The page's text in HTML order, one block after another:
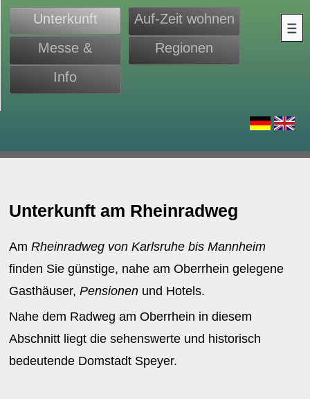
Unterkunft
Auf-Zeit wohnen
Messe &
Monteure
Regionen
Info
Unterkunft am Rheinradweg
AmRheinradweg von Karlsruhe bis Mannheim
finden Sie günstige, nahe am Oberrhein gelegene
Gasthäuser,Pensionen und Hotels.
Nahe dem Radweg am Oberrhein in diesem
Abschnitt liegt die sehenswerte und historisch
bedeutende Domstadt Speyer.